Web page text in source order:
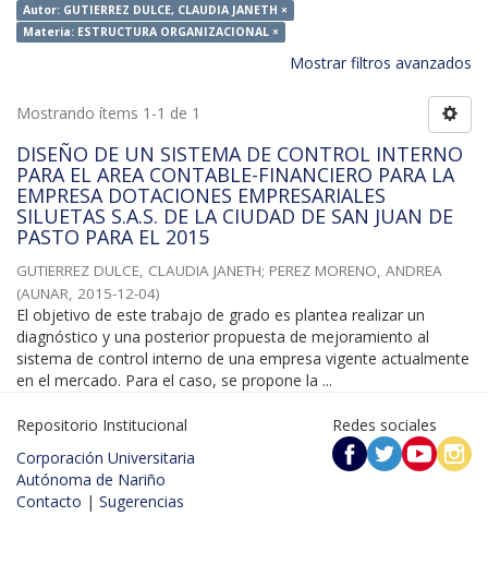
Autor: GUTIERREZ DULCE, CLAUDIA JANETH ×
Materia: ESTRUCTURA ORGANIZACIONAL ×
Mostrar filtros avanzados
Mostrando ítems 1-1 de 1
DISEÑO DE UN SISTEMA DE CONTROL INTERNO
PARA EL AREA CONTABLE-FINANCIERO PARA LA
EMPRESA DOTACIONES EMPRESARIALES
SILUETAS S.A.S. DE LA CIUDAD DE SAN JUAN DE
PASTO PARA EL 2015
GUTIERREZ DULCE, CLAUDIA JANETH; PEREZ MORENO, ANDREA
(AUNAR, 2015-12-04)
El objetivo de este trabajo de grado es plantea realizar un
diagnóstico y una posterior propuesta de mejoramiento al
sistema de control interno de una empresa vigente actualmente
en el mercado. Para el caso, se propone la ...
Repositorio Institucional
Corporación Universitaria
Autónoma de Nariño
Contacto | Sugerencias
Redes sociales